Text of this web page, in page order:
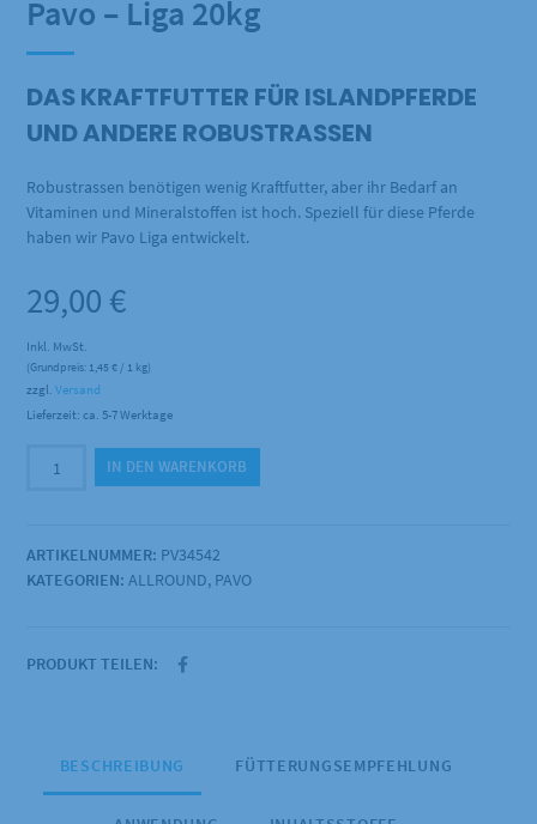
Pavo – Liga 20kg
DAS KRAFTFUTTER FÜR ISLANDPFERDE
UND ANDERE ROBUSTRASSEN
Robustrassen benötigen wenig Kraftfutter, aber ihr Bedarf an
Vitaminen und Mineralstoffen ist hoch. Speziell für diese Pferde
haben wir Pavo Liga entwickelt.
29,00 €
Inkl. MwSt.
(Grundpreis: 1,45 € / 1 kg)
zzgl.Versand
Lieferzeit: ca. 5-7 Werktage
Menge
IN DEN WARENKORB
ARTIKELNUMMER: PV34542
KATEGORIEN: ALLROUND, PAVO
PRODUKT TEILEN:
BESCHREIBUNG FÜTTERUNGSEMPFEHLUNG